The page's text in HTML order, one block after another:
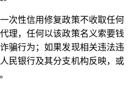
次性信用修复政策不收取任何
理，任何以该政策名义索要钱
骗行为；如果发现相关违法违
民银行及其分支机构反映，或